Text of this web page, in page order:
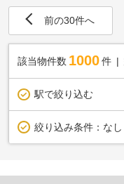
前の30件へ
該当物件数 1000件
駅で絞り込む
絞り込み条件： なし